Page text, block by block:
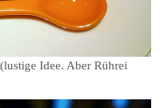
Idee. Aber Rührei